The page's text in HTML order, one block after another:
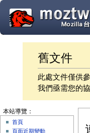
舊文件
此處文件僅供
我們亟需您的
本站導覽：
首頁
頁面近期變動